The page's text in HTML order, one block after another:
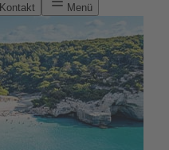
Kontakt Menü